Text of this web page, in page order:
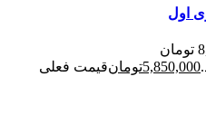
اول
5,850,000تومانقیمت فعلی